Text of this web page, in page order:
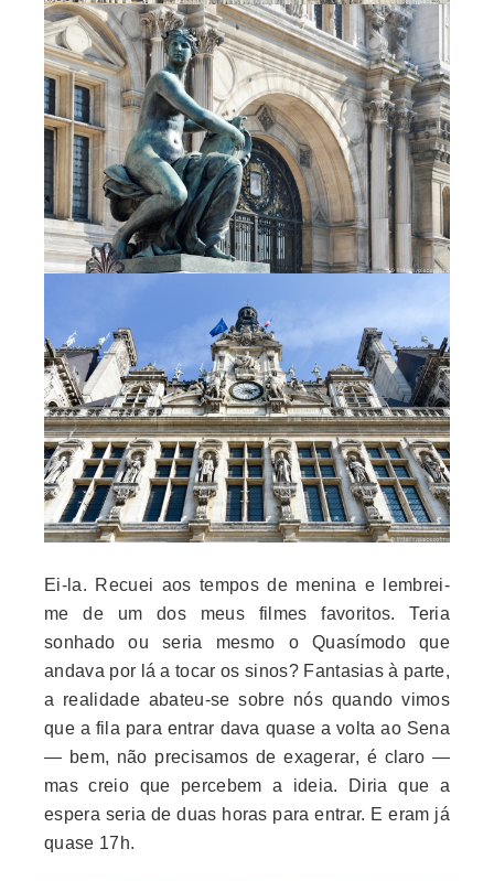
Ei-la. Recuei aos tempos de menina e lembrei-
me de um dos meus filmes favoritos. Teria
sonhado ou seria mesmo o Quasímodo que
andava por lá a tocar os sinos? Fantasias à parte,
a realidade abateu-se sobre nós quando vimos
que a fila para entrar dava quase a volta ao Sena
— bem, não precisamos de exagerar, é claro —
mas creio que percebem a ideia. Diria que a
espera seria de duas horas para entrar. E eram já
quase 17h.